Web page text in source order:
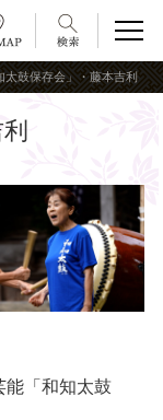
太鼓保存会」・藤本吉利
能「和知太鼓